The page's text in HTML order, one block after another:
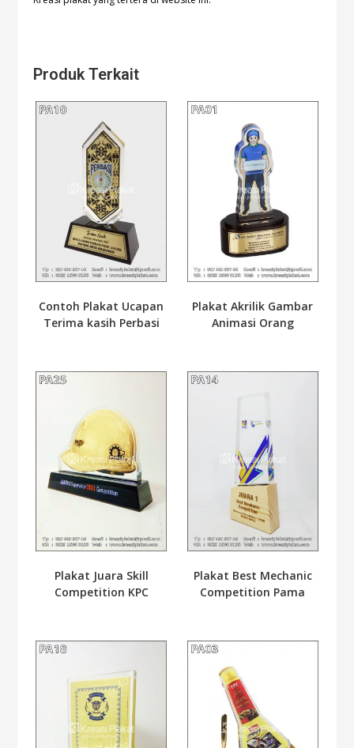
Produk Terkait
Contoh Plakat Ucapan
Terima kasih Perbasi
Plakat Akrilik Gambar
Animasi Orang
Plakat Juara Skill
Competition KPC
Plakat Best Mechanic
Competition Pama